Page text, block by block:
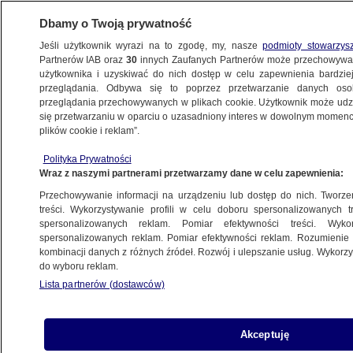
ŚWIAT
z przedstawicielami kubańskiego rządu
Oprac.Adam Styczek
15.05.2026, 06:25
Posłuchaj artykułu
Czyta lektor AI
Dbamy o Twoją prywatność
Jeśli użytkownik wyrazi na to zgodę, my, naszepodmioty
Partnerów IAB oraz30 innych Zaufanych Partnerów może
użytkownika i uzyskiwać do nich dostęp w celu zapewnienia
przeglądania. Odbywa się to poprzez przetwarzanie danych
przeglądania przechowywanych w plikach cookie. Użytkownik może
się przetwarzaniu w oparciu o uzasadniony interes w dowolnym
plików cookie i reklam”.
Polityka Prywatności
Wraz z naszymi partnerami przetwarzamy dane w celu zapewnienia:
Przechowywanie informacji na urządzeniu lub dostęp do nich.
treści. Wykorzystywanie profili w celu doboru spersonalizowanych
spersonalizowanych reklam. Pomiar efektywności treści.
spersonalizowanych reklam. Pomiar efektywności reklam.
kombinacji danych z różnych źródeł. Rozwój i ulepszanie usług.
do wyboru reklam.
Lista partnerów (dostawców)
Akceptuję